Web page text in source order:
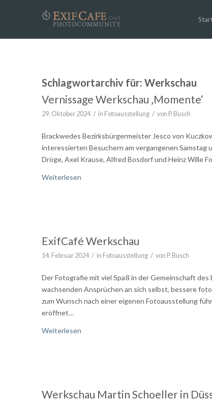
Schlagwortarchiv für: Werkschau
Vernissage Werkschau ‚Momente‘
29. Oktober 2024 / in Fotoausstellung / von P. Busch
Brackwedes Bezirksbürgermeister Jesco von
interessierten Besuchern am vergangenen Samstag
Dröge, Axel Krause, Alfred Bosdorf und Heinz Wille
Weiterlesen
ExifCafé Werkschau
14. Februar 2024 / in Fotoausstellung / von P. Busch
Der Fotografie mit viel Spaß in der Gemeinschaft
wachsenden Ansprüchen an sich selbst, bessere
zum Wunsch nach einer eigenen Fotoausstellung
eröffnet…
Weiterlesen
Werkschau Martin Schoeller in